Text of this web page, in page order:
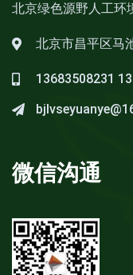
北京绿色源野人工环
北京市昌平区马
13683508231
微信沟通